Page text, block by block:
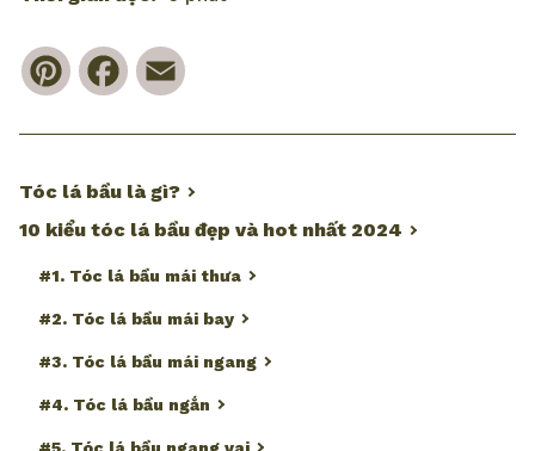
PinterestFacebook
Tóc lá bầu là gì?
10 kiểu tóc lá bầu đẹp và hot nhất 2024
#1. Tóc lá bầu mái thưa
#2. Tóc lá bầu mái bay
#3. Tóc lá bầu mái ngang
#4. Tóc lá bầu ngắn
#5. Tóc lá bầu ngang vai